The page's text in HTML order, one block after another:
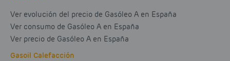
Ver evolución del precio de Gasóleo A en España
Ver consumo de Gasóleo A en España
Ver precio de Gasóleo A en España
Gasoil Calefacción